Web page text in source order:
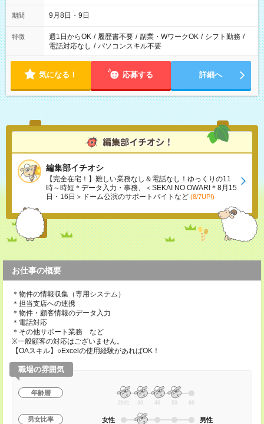
時間は変更となる可能性があります
期間 9月8日・9日
特徴 週1日からOK / 履歴書不要 / 副業・WワークOK / シフト勤務 /
電話対応なし / パソコンスキル不要
気になる！ 応募する 詳細へ
編集部イチオシ
【完全在宅！】難しい業務なし＆電話なし！ゆっくりの11
時～時短＊データ入力・事務、＜SEKAI NO OWARI＊8月15
日・16日＞ドーム公演のサポートバイトなど (8/7UP!)
お仕事の概要
＊物件の情報収集（専用システム）
＊担当支店への連携
＊物件・顧客情報のデータ入力
＊電話対応
＊その他サポート業務 など
※一般顧客の対応はございません。
【OAスキル】○Excelの使用経験があればOK！
職場の雰囲気
年齢層
20代 30 40 50 60
男女比率 女性 男性